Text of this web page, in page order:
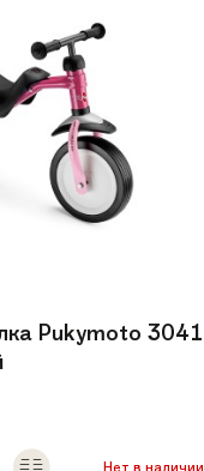
Алюминий
Pukymoto 3041